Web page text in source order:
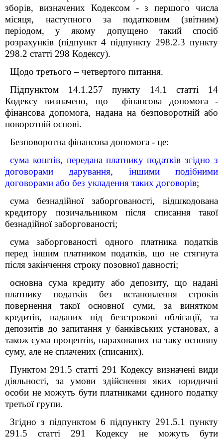
зборів, визначених Кодексом - з першого числа
місяця, наступного за податковим (звітним)
періодом, у якому допущено такий спосіб
розрахунків (підпункт 4 підпункту 298.2.3 пункту
298.2 статті 298 Кодексу).
Щодо третього – четвертого питання.
Підпунктом 14.1.257 пункту 14.1 статті 14
Кодексу визначено, що фінансова допомога -
фінансова допомога, надана на безповоротній або
поворотній основі.
Безповоротна фінансова допомога - це:
сума коштів, передана платнику податків згідно з
договорами дарування, іншими подібними
договорами або без укладення таких договорів;
сума безнадійної заборгованості, відшкодована
кредитору позичальником після списання такої
безнадійної заборгованості;
сума заборгованості одного платника податків
перед іншим платником податків, що не стягнута
після закінчення строку позовної давності;
основна сума кредиту або депозиту, що надані
платнику податків без встановлення строків
повернення такої основної суми, за винятком
кредитів, наданих під безстрокові облігації, та
депозитів до запитання у банківських установах, а
також сума процентів, нарахованих на таку основну
суму, але не сплачених (списаних).
Пунктом 291.5 статті 291 Кодексу визначені види
діяльності, за умови здійснення яких юридичні
особи не можуть бути платниками єдиного податку
третьої групи.
Згідно з підпунктом 6 підпункту 291.5.1 пункту
291.5 статті 291 Кодексу не можуть бути